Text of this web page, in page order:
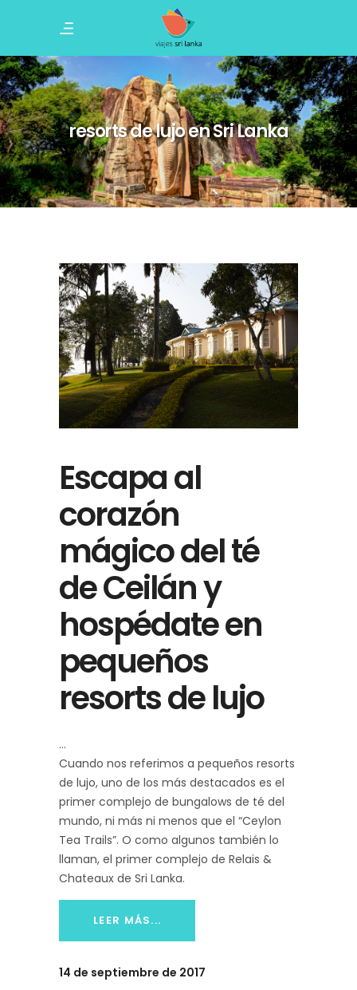
resorts de lujo en Sri Lanka
Escapa al
corazón
mágico del té
de Ceilán y
hospédate en
pequeños
resorts de lujo
Cuando nos referimos a pequeños resorts
de lujo, uno de los más destacados es el
primer complejo de bungalows de té del
mundo, ni más ni menos que el “Ceylon
Tea Trails”. O como algunos también lo
llaman, el primer complejo de Relais &
Chateaux de Sri Lanka.
LEER MÁS...
14 de septiembre de 2017